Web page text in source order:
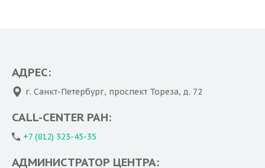
АДРЕС:
г. Санкт-Петербург, проспект Тореза, д. 72
CALL-CENTER РАН:
+7 (812) 323-45-35
АДМИНИСТРАТОР ЦЕНТРА: